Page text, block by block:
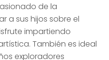
de la
a sus hijos sobre el
impartiendo
También es ideal
exploradores